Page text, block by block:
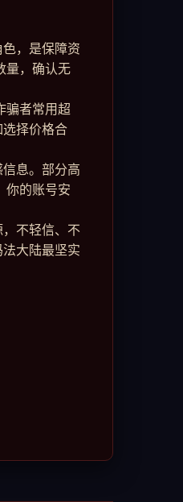
，是保障资
量，确认无
骗者常用超
择价格合
息。部分高
你的账号安
不轻信、不
大陆最坚实